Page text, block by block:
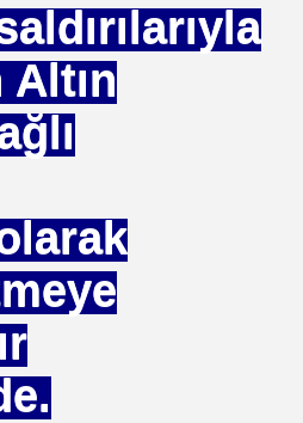
Altın
İttifakı Enstitüsü
VAKFI